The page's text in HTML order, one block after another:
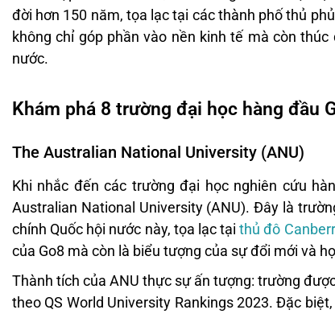
đời hơn 150 năm, tọa lạc tại các thành phố thủ
không chỉ góp phần vào nền kinh tế mà còn
nước.
Khám phá 8 trường đại học hàng đầu
The Australian National University (ANU)
Khi nhắc đến các trường đại học nghiên cứu
Australian National University (ANU). Đây là
chính Quốc hội nước này, tọa lạc tạithủ đô
của Go8 mà còn là biểu tượng của sự đổi mới và
Thành tích của ANU thực sự ấn tượng: trường
theo QS World University Rankings 2023. Đặc